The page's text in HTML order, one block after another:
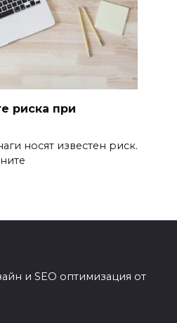
риска при
носят известен риск.
и SEO оптимизация от